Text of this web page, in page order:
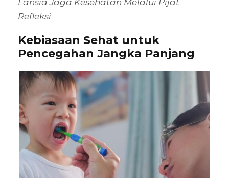
Lansia Jaga Kesehatan Melalui Pijat
Refleksi
Kebiasaan Sehat untuk
Pencegahan Jangka Panjang